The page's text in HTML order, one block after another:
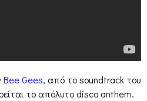
Bee Gees, από το soundtrack του
το απόλυτο disco anthem.